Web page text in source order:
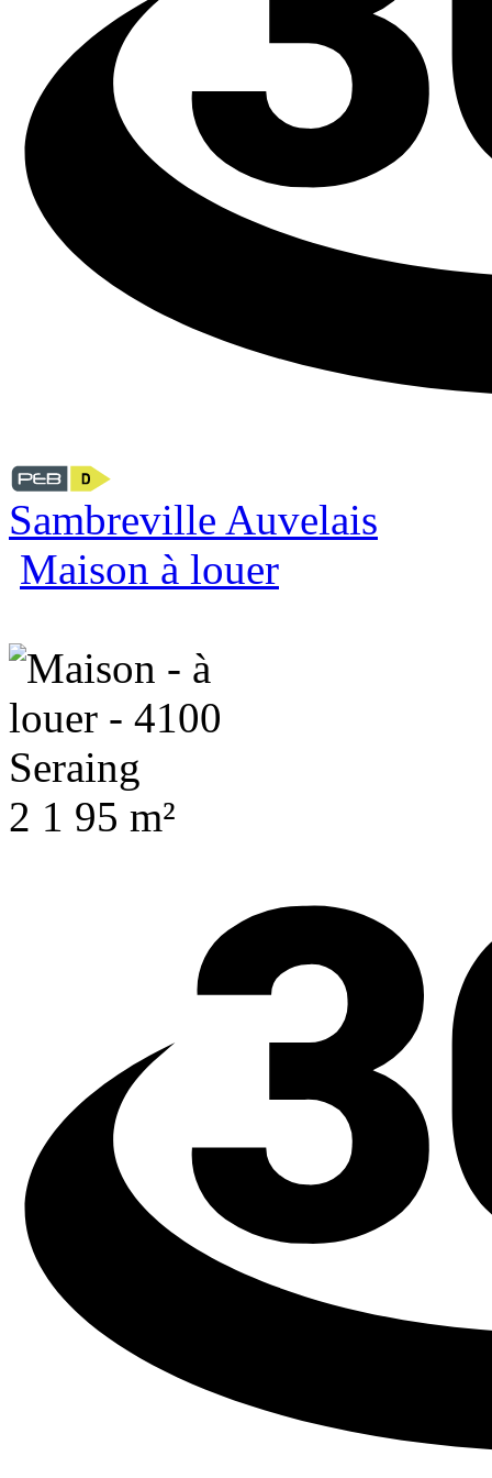
Sambreville Auvelais
Maison à louer
2 1 95 m²